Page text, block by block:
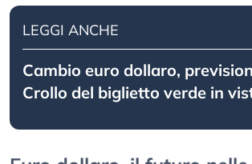
LEGGI ANCHE
Cambio euro dollaro,
Crollo del biglietto verde in